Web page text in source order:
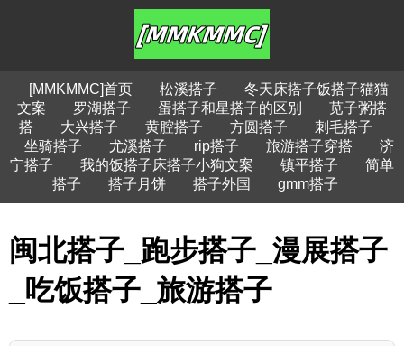
[MMKMMC]首页 松溪搭子
冬天床搭子饭搭子猫猫
文案
罗湖搭子 蛋搭子和星搭子的区别
苋子粥搭
搭
大兴搭子 黄腔搭子 方圆搭子
刺毛搭子
坐骑搭子
尤溪搭子 rip搭子 旅游搭子穿搭
济
宁搭子
我的饭搭子床搭子小狗文案 镇平搭子
简单
搭子
搭子月饼 搭子外国 gmm搭子
闽北搭子_跑步搭子_漫展搭子
_吃饭搭子_旅游搭子